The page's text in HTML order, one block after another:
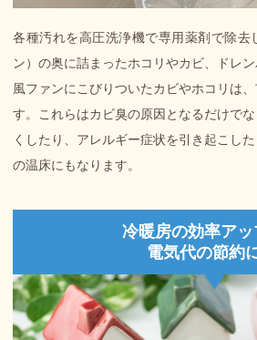
各種汚れを高圧洗浄機で専用薬剤で除去
ン）の奥に詰まったホコリやカビ、ドレ
風ファンにこびりついたカビやホコリは
す。これらはカビ臭の原因となるだけで
くしたり、アレルギー症状を引き起こし
の温床にもなります。
冷暖房の効率アッ
電気代の節約